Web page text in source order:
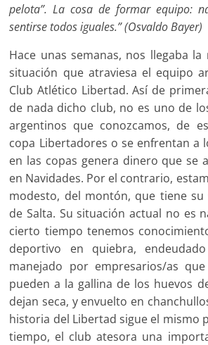
pelota”. La cosa de formar equipo:
sentirse todos iguales.” (Osvaldo Bayer)
Hace unas semanas, nos llegaba
situación que atraviesa el equipo
Club Atlético Libertad. Así de
de nada dicho club, no es uno de
argentinos que conozcamos, de
copa Libertadores o se enfrentan a
en las copas genera dinero que se
en Navidades. Por el contrario,
modesto, del montón, que tiene su
de Salta. Su situación actual no es
cierto tiempo tenemos
deportivo en quiebra,
manejado por empresarios/as
pueden a la gallina de los huevos
dejan seca, y envuelto en
historia del Libertad sigue el mismo
tiempo, el club atesora una